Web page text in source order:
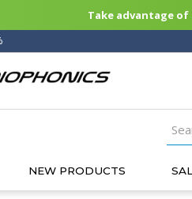
Take advantage
NEW PRODUCTS